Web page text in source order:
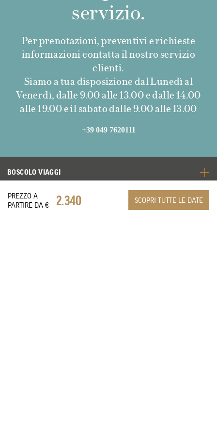
PREZZO A
PARTIRE DA €
2.340 SCOPRI TUTTE LE DATE
servizio.
Per prenotazioni, preventivi e richieste
informazioni contatta il nostro servizio
clienti.
Siamo a tua disposizione dal Lunedì al
Venerdì, dalle 9.00 alle 13.00 e dalle 14.00
alle 19.00 e il sabato dalle 9.00 alle 13.00
+39 049 7620111
BOSCOLO VIAGGI
TOP DESTINAZIONI